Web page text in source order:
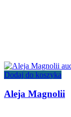
Dodaj do koszyka
Aleja Magnolii